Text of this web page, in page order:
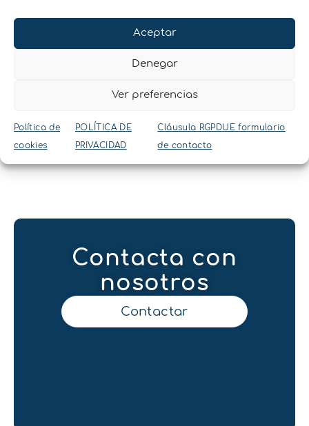
Aceptar
Denegar
Ver preferencias
Política de
cookies
POLÍTICA DE
PRIVACIDAD
Cláusula RGPDUE formulario
de contacto
con el equipo de LabFerrer
ferrer.com o llamándonos al teléfono 973
532 110.
Contacta con
nosotros
Contactar